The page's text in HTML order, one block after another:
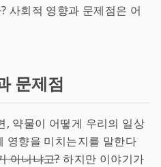
사회적 영향과 문제점은 어
문제점
, 약물이 어떻게 우리의 일상
영향을 미치는지를 말한다
아니냐고?하지만 이야기가